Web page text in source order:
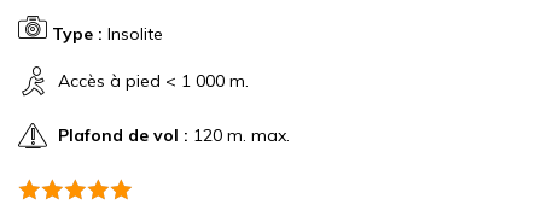
Type : Insolite
Accès à pied < 1 000 m.
Plafond de vol : 120 m. max.